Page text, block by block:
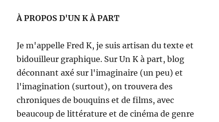
À PROPOS D'UN K À PART
Je m'appelle Fred K, je suis artisan du texte et
bidouilleur graphique. Sur Un K à part, blog
déconnant axé sur l'imaginaire (un peu) et
l'imagination (surtout), on trouvera des
chroniques de bouquins et de films, avec
beaucoup de littérature et de cinéma de genre